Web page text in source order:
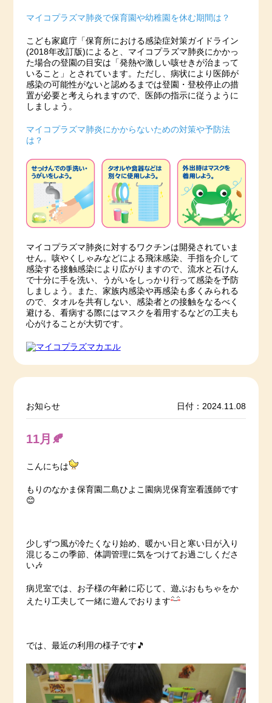
マイコプラズマ肺炎で保育園や幼稚園を休む期間は？
こども家庭庁「保育所における感染症対策ガイドライン
(2018年改訂版)によると、マイコプラズマ肺炎にかかっ
た場合の登園の目安は「発熱や激しい咳せきが治まって
いること」とされています。ただし、病状により医師が
感染の可能性がないと認めるまでは登園・登校停止の措
置が必要と考えられますので、医師の指示に従うように
しましょう。
マイコプラズマ肺炎にかからないための対策や予防法
は？
マイコプラズマ肺炎に対するワクチンは開発されていま
せん。咳やくしゃみなどによる飛沫感染、手指を介して
感染する接触感染により広がりますので、流水と石けん
で十分に手を洗い、うがいをしっかり行って感染を予防
しましょう。また、家族内感染や再感染も多くみられる
ので、タオルを共有しない、感染者との接触をなるべく
避ける、看病する際にはマスクを着用するなどの工夫も
心がけることが大切です。
お知らせ 日付：2024.11.08
11月🍂
こんにちは
もりのなかま保育園二島ひよこ園病児保育室看護師です
😊
少しずつ風が冷たくなり始め、暖かい日と寒い日が入り
混じるこの季節、体調管理に気をつけてお過ごしくださ
い🎶
病児室では、お子様の年齢に応じて、遊ぶおもちゃをか
えたり工夫して一緒に遊んでおります
では、最近の利用の様子です🎵